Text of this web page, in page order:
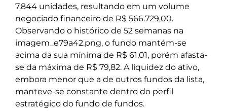
7.844 unidades, resultando em um volume
negociado financeiro de R$ 566.729,00.
Observando o histórico de 52 semanas na
imagem_e79a42.png, o fundo mantém-se
acima da sua mínima de R$ 61,01, porém afasta-
se da máxima de R$ 79,82. A liquidez do ativo,
embora menor que a de outros fundos da lista,
manteve-se constante dentro do perfil
estratégico do fundo de fundos.